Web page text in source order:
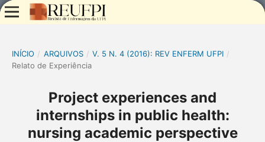
INÍCIO / ARQUIVOS / V. 5 N. 4 (2016): REV ENFERM UFPI /
Relato de Experiência
Project experiences and
internships in public health:
nursing academic perspective